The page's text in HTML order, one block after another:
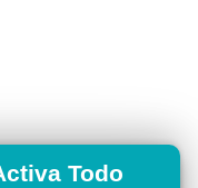
Todo